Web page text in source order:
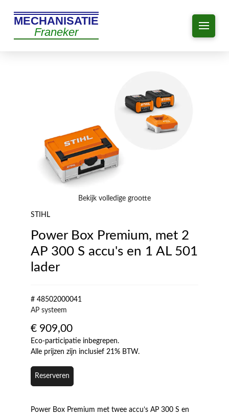
MECHANISATIE
Franeker
Bekijk volledige grootte
STIHL
Power Box Premium, met 2
AP 300 S accu's en 1 AL 501
lader
# 48502000041
AP systeem
€ 909,00
Eco-participatie inbegrepen.
Alle prijzen zijn inclusief 21% BTW.
Reserveren
Power Box Premium met twee accu’s AP 300 S en